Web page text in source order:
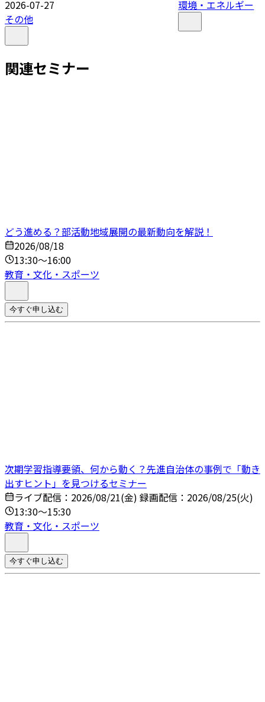
2026-07-27
その他
環境・エネルギー
関連セミナー
どう進める？部活動地域展開の最新動向を解説！
2026/08/18
13:30～16:00
教育・文化・スポーツ
今すぐ申し込む
次期学習指導要領、何から動く？先進自治体の事例で「動き
出すヒント」を見つけるセミナー
ライブ配信：2026/08/21(金) 録画配信：2026/08/25(火)
13:30～15:30
教育・文化・スポーツ
今すぐ申し込む